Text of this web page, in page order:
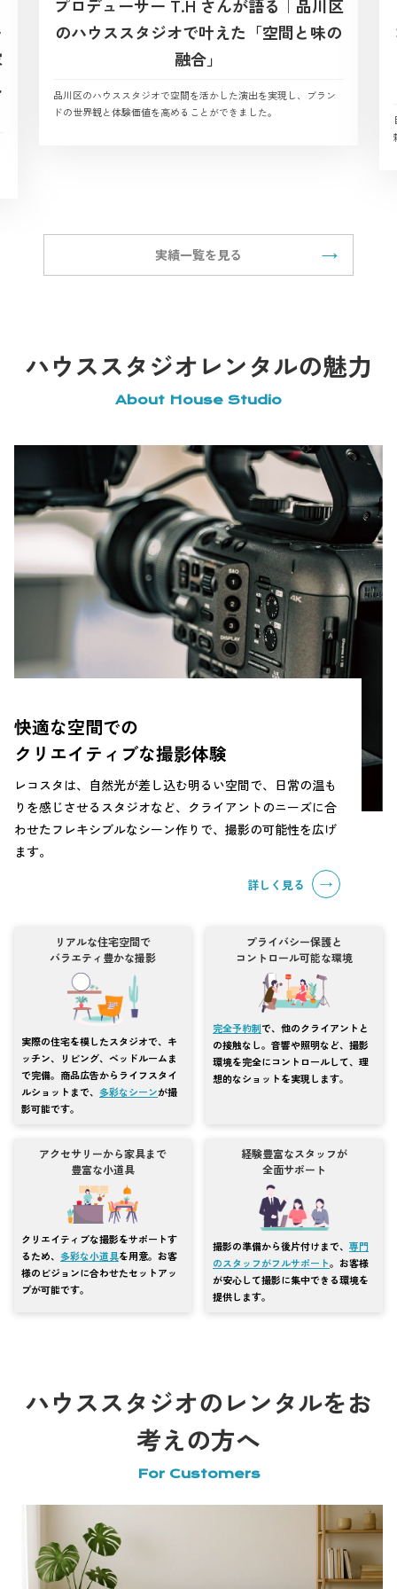
プロデューサー T.H さんが語る｜品川区
のハウススタジオで叶えた「空間と味の
融合」
品川区のハウススタジオで空間を活かした演出を実現し、ブラン
ドの世界観と体験価値を高めることができました。
実績一覧を見る
ハウススタジオレンタルの魅力
About House Studio
快適な空間での
クリエイティブな撮影体験
レコスタは、自然光が差し込む明るい空間で、日常の温も
りを感じさせるスタジオなど、クライアントのニーズに合
わせたフレキシブルなシーン作りで、撮影の可能性を広げ
ます。
詳しく見る
リアルな住宅空間で
バラエティ豊かな撮影
実際の住宅を模したスタジオで、キ
ッチン、リビング、ベッドルームま
で完備。商品広告からライフスタイ
ルショットまで、 多彩なシーンが撮
影可能です。
プライバシー保護と
コントロール可能な環境
完全予約制で、他のクライアントと
の接触なし。音響や照明など、撮影
環境を完全にコントロールして、理
想的なショットを実現します。
アクセサリーから家具まで
豊富な小道具
クリエイティブな撮影をサポートす
るため、 多彩な小道具を用意。お客
様のビジョンに合わせたセットアッ
プが可能です。
経験豊富なスタッフが
全面サポート
撮影の準備から後片付けまで、 専門
のスタッフがフルサポート。お客様
が安心して撮影に集中できる環境を
提供します。
ハウススタジオのレンタルをお
考えの方へ
For Customers